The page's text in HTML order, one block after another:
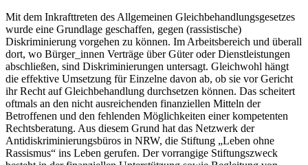
Mit dem Inkrafttreten des Allgemeinen Gleichbehandlungsgesetzes
wurde eine Grundlage geschaffen, gegen (rassistische)
Diskriminierung vorgehen zu können. Im Arbeitsbereich und überall
dort, wo Bürger_innen Verträge über Güter oder Dienstleistungen
abschließen, sind Diskriminierungen untersagt. Gleichwohl hängt
die effektive Umsetzung für Einzelne davon ab, ob sie vor Gericht
ihr Recht auf Gleichbehandlung durchsetzen können. Das scheitert
oftmals an den nicht ausreichenden finanziellen Mitteln der
Betroffenen und den fehlenden Möglichkeiten einer kompetenten
Rechtsberatung. Aus diesem Grund hat das Netzwerk der
Antidiskriminierungsbüros in NRW, die Stiftung „Leben ohne
Rassismus“ ins Leben gerufen. Der vorrangige Stiftungszweck